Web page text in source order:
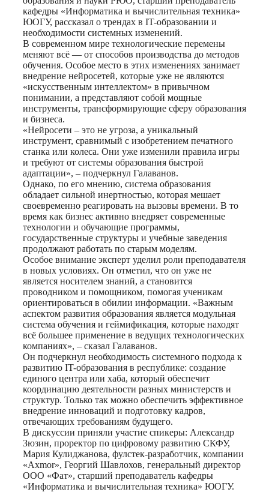
кафедры «Информатика и вычислительная техника»
ЮОГУ, рассказал о трендах в IT-образовании и
необходимости системных изменений.
В современном мире технологические перемены
меняют всё — от способов производства до методов
обучения. Особое место в этих изменениях занимает
внедрение нейросетей, которые уже не являются
«искусственным интеллектом» в привычном
понимании, а представляют собой мощные
инструменты, трансформирующие сферу образования
и бизнеса.
«Нейросети – это не угроза, а уникальный
инструмент, сравнимый с изобретением печатного
станка или колеса. Они уже изменили правила игры
и требуют от системы образования быстрой
адаптации», – подчеркнул Галаванов.
Однако, по его мнению, система образования
обладает сильной инертностью, которая мешает
своевременно реагировать на вызовы времени. В то
время как бизнес активно внедряет современные
технологии и обучающие программы,
государственные структуры и учебные заведения
продолжают работать по старым моделям.
Особое внимание эксперт уделил роли преподавателя
в новых условиях. Он отметил, что он уже не
является носителем знаний, а становится
проводником и помощником, помогая ученикам
ориентироваться в обилии информации. «Важным
аспектом развития образования является модульная
система обучения и геймификация, которые находят
всё большее применение в ведущих технологических
компаниях», – сказал Галаванов.
Он подчеркнул необходимость системного подхода к
развитию IT-образования в республике: создание
единого центра или хаба, который обеспечит
координацию деятельности разных министерств и
структур. Только так можно обеспечить эффективное
внедрение инноваций и подготовку кадров,
отвечающих требованиям будущего.
В дискуссии приняли участие спикеры: Александр
Зюзин, проректор по цифровому развитию СКФУ,
Мария Кулиджанова, фулстек-разработчик, компании
«Axmor», Георгий Шавлохов, генеральный директор
ООО «Фат», старший преподаватель кафедры
«Информатика и вычислительная техника» ЮОГУ.